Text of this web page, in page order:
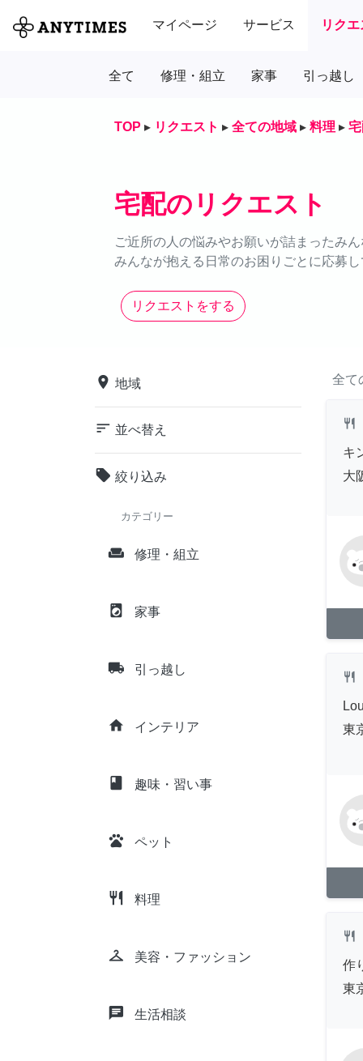
マイページ サービス リク
全て 修理・組立 家事 引っ越し
TOP ▸ リクエスト ▸ 全ての地域 ▸ 料理 ▸
宅配のリクエスト
ご近所の人の悩みやお願いが詰まったみ
みんなが抱える日常のお困りごとに応募
リクエストをする
place 地域
sort 並べ替え
local_offer 絞り込み
カテゴリー
weekend 修理・組立
local_laundry_service 家事
local_shipping 引っ越し
home インテリア
class 趣味・習い事
pets ペット
restaurant 料理
checkroom 美容・ファッション
chat 生活相談
全て
restaurant
キ
大
restaurant
東
restaurant
作
東